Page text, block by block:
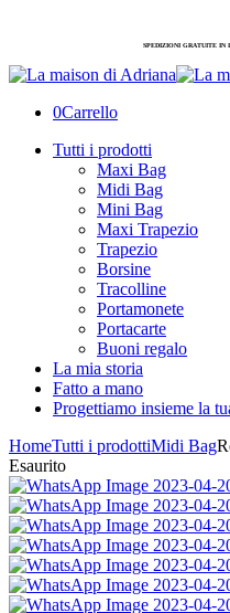
SPEDIZIONI GRATUITE IN
0Carrello
Tutti i prodotti
Maxi Bag
Midi Bag
Mini Bag
Maxi Trapezio
Trapezio
Borsine
Tracolline
Portamonete
Portacarte
Buoni regalo
La mia storia
Fatto a mano
Progettiamo insieme la
HomeTutti i prodottiMidi Bag
Esaurito